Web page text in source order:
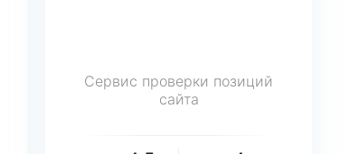
Сервис проверки позиций
сайта